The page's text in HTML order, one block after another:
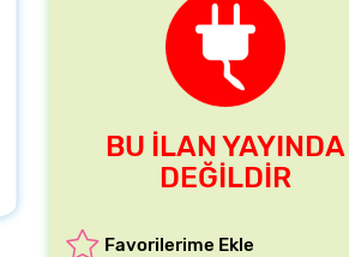
BU İLAN YAYINDA
DEĞİLDİR
Favorilerime Ekle